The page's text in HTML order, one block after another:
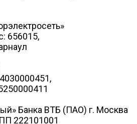
656015,
Банка ВТБ (ПАО) г. Москва
222101001